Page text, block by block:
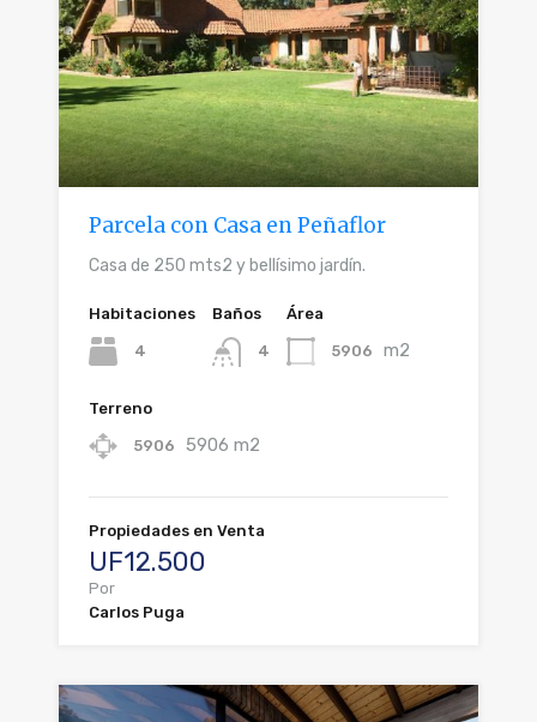
Parcela con Casa en Peñaflor
Casa de 250 mts2 y bellísimo jardín.
Habitaciones
4
Baños
4
Área
5906 m2
Terreno
5906 5906 m2
Propiedades en Venta
UF12.500
Por
Carlos Puga